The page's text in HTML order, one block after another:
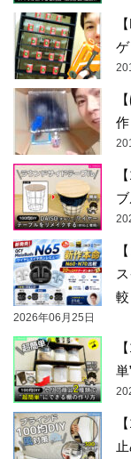
較
2026年06月25日